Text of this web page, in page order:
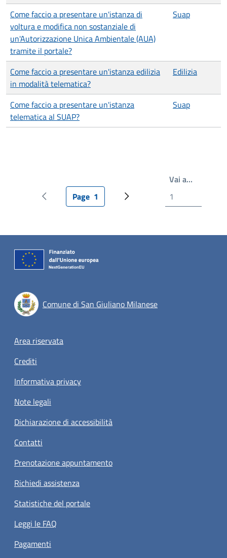
Come faccio a presentare un'istanza di
voltura e modifica non sostanziale di
un'Autorizzazione Unica Ambientale (AUA)
tramite il portale?
Suap
Come faccio a presentare un'istanza edilizia
in modalità telematica?
Edilizia
Come faccio a presentare un'istanza
telematica al SUAP?
Suap
Pagina precedentePagina attuale
Page 1 Prossima pagina
Vai a…Write the
Comune di San Giuliano Milanese
Footer menu
Area riservata
Crediti
Informativa privacy
Note legali
Dichiarazione di accessibilità
Contatti
Prenotazione appuntamento
Richiedi assistenza
Statistiche del portale
Leggi le FAQ
Pagamenti